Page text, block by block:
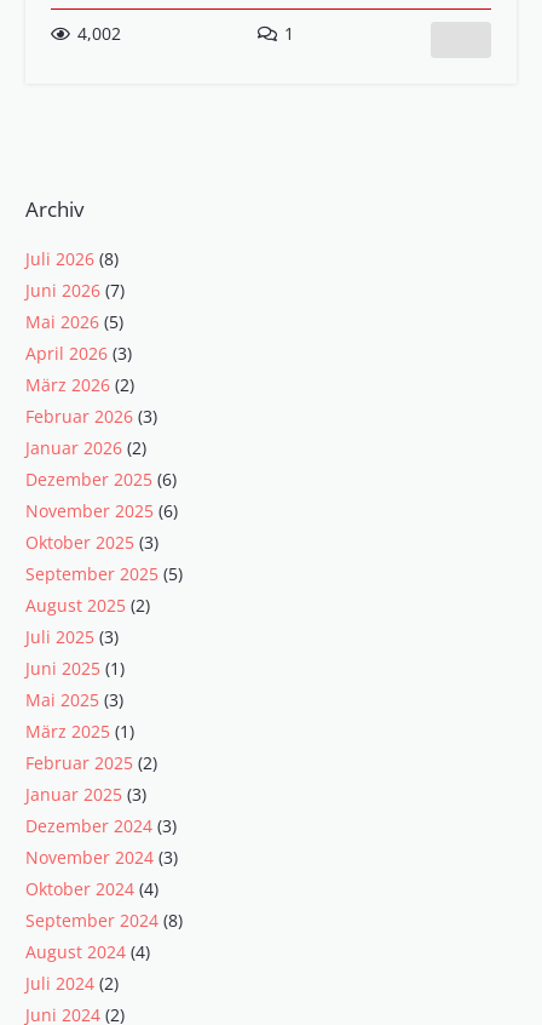
4,002 1
Archiv
Juli 2026 (8)
Juni 2026 (7)
Mai 2026 (5)
April 2026 (3)
März 2026 (2)
Februar 2026 (3)
Januar 2026 (2)
Dezember 2025 (6)
November 2025 (6)
Oktober 2025 (3)
September 2025 (5)
August 2025 (2)
Juli 2025 (3)
Juni 2025 (1)
Mai 2025 (3)
März 2025 (1)
Februar 2025 (2)
Januar 2025 (3)
Dezember 2024 (3)
November 2024 (3)
Oktober 2024 (4)
September 2024 (8)
August 2024 (4)
Juli 2024 (2)
Juni 2024 (2)